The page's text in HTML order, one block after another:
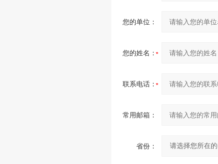
您的单位：
您的姓名：
联系电话：
常用邮箱：
省份：